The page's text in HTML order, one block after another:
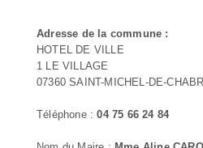
Adresse de la commune :
HOTEL DE VILLE
1 LE VILLAGE
07360 SAINT-MICHEL-DE-
Téléphone :04 75 66 24 84